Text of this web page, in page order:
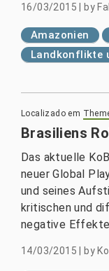
16/03/2015|by
Amazonien
Landkonflikte
Localizado em
Brasiliens
Das aktuelle
neuer Global
und seines
kritischen und
negative Effekte
14/03/2015|by